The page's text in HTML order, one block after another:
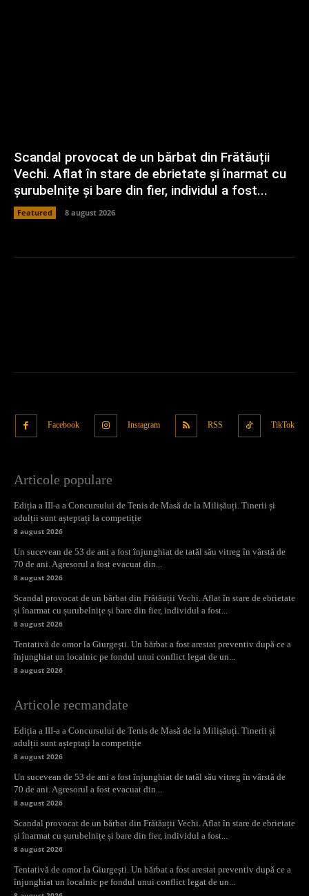
Scandal provocat de un bărbat din Frătăuții
Vechi. Aflat în stare de ebrietate și înarmat cu
șurubelnițe și bare din fier, individul a fost...
Featured 8 august 2026
Facebook Instagram RSS TikTok
Articole populare
Ediția a III-a a Concursului de Tenis de Masă de la Milișăuți. Tinerii și
adulții sunt așteptați la competiție
8 august 2026
Un sucevean de 53 de ani a fost înjunghiat de tatăl său vitreg în vârstă de
70 de ani. Agresorul a fost evacuat din...
8 august 2026
Scandal provocat de un bărbat din Frătăuții Vechi. Aflat în stare de ebrietate
și înarmat cu șurubelnițe și bare din fier, individul a fost...
8 august 2026
Tentativă de omor la Giurgești. Un bărbat a fost arestat preventiv după ce a
înjunghiat un localnic pe fondul unui conflict legat de un...
8 august 2026
Articole recmandate
Ediția a III-a a Concursului de Tenis de Masă de la Milișăuți. Tinerii și
adulții sunt așteptați la competiție
8 august 2026
Un sucevean de 53 de ani a fost înjunghiat de tatăl său vitreg în vârstă de
70 de ani. Agresorul a fost evacuat din...
8 august 2026
Scandal provocat de un bărbat din Frătăuții Vechi. Aflat în stare de ebrietate
și înarmat cu șurubelnițe și bare din fier, individul a fost...
8 august 2026
Tentativă de omor la Giurgești. Un bărbat a fost arestat preventiv după ce a
înjunghiat un localnic pe fondul unui conflict legat de un...